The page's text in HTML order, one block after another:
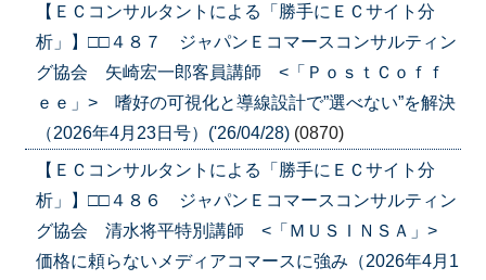
【ＥＣコンサルタントによる「勝手にＥＣサイト分
析」】□□４８７ ジャパンＥコマースコンサルティン
グ協会 矢崎宏一郎客員講師 <「ＰｏｓｔＣｏｆｆ
ｅｅ」> 嗜好の可視化と導線設計で”選べない”を解決
（2026年4月23日号）('26/04/28) (0870)
【ＥＣコンサルタントによる「勝手にＥＣサイト分
析」】□□４８６ ジャパンＥコマースコンサルティン
グ協会 清水将平特別講師 <「ＭＵＳＩＮＳＡ」>
価格に頼らないメディアコマースに強み（2026年4月1